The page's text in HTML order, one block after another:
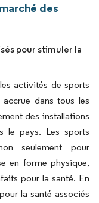
des
pour stimuler la
activités de sports
dans tous les
des installations
le pays. Les sports
seulement pour
en forme physique,
pour la santé. En
la santé associés